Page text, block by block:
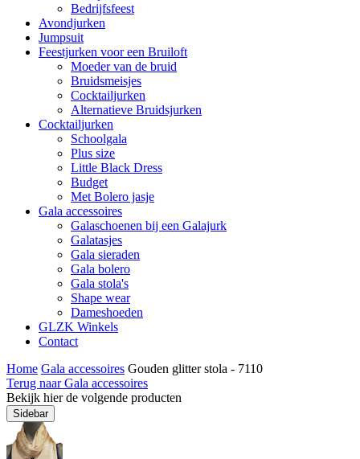
Bedrijfsfeest
Avondjurken
Jumpsuit
Feestjurken voor een Bruiloft
Moeder van de bruid
Bruidsmeisjes
Cocktailjurken
Alternatieve Bruidsjurken
Cocktailjurken
Schoolgala
Plus size
Little Black Dress
Budget
Met Bolero jasje
Gala accessoires
Galaschoenen bij een Galajurk
Galatasjes
Gala sieraden
Gala bolero
Gala stola's
Shape wear
Dameshoeden
GLZK Winkels
Contact
Home Gala accessoires Gouden glitter stola - 7110
Terug naar Gala accessoires
Bekijk hier de volgende producten
Sidebar